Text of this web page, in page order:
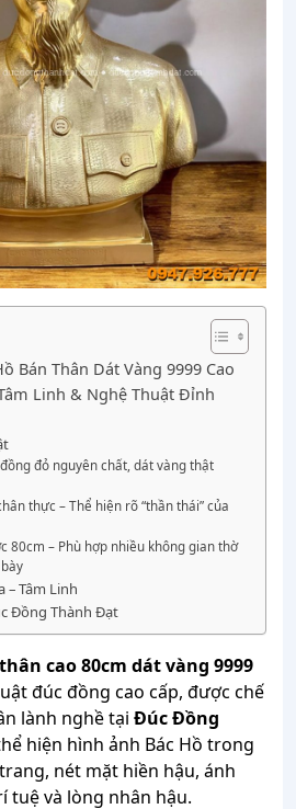
Bán Thân Dát Vàng 9999 Cao
Linh & Nghệ Thuật Đỉnh
đỏ nguyên chất, dát vàng thật
thực – Thể hiện rõ “thần thái” của
80cm – Phù hợp nhiều không gian thờ
– Tâm Linh
Đồng Thành Đạt
cao 80cm dát vàng 9999
đúc đồng cao cấp, được chế
lành nghề tại Đúc Đồng
hiện hình ảnh Bác Hồ trong
nét mặt hiền hậu, ánh
tuệ và lòng nhân hậu.